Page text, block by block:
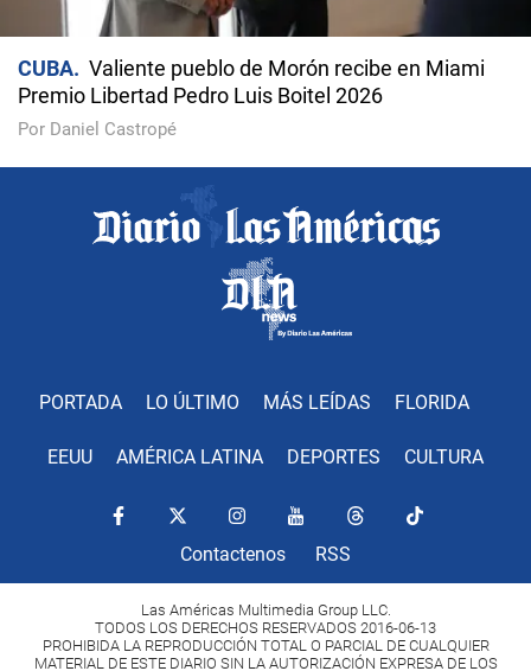
CUBA
Valiente pueblo de Morón recibe en Miami
Premio Libertad Pedro Luis Boitel 2026
Por Daniel Castropé
PORTADA LO ÚLTIMO MÁS LEÍDAS FLORIDA
EEUU AMÉRICA LATINA DEPORTES CULTURA
Contactenos RSS
Las Américas Multimedia Group LLC.
TODOS LOS DERECHOS RESERVADOS 2016-06-13
PROHIBIDA LA REPRODUCCIÓN TOTAL O PARCIAL DE CUALQUIER
MATERIAL DE ESTE DIARIO SIN LA AUTORIZACIÓN EXPRESA DE LOS